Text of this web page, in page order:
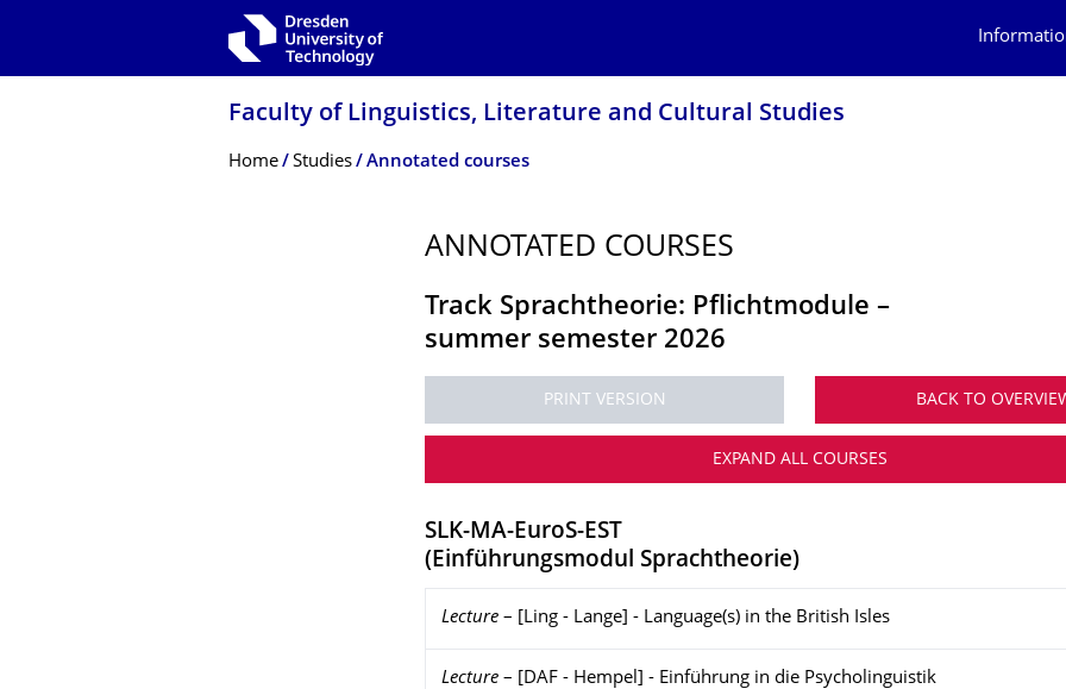
Faculty of Linguistics, Literature and Cultural Studies
Breadcrumb Menu
Home Studies Annotated courses
ANNOTATED COURSES
Track Sprachtheorie: Pflichtmodule –
summer semester 2026
PRINT VERSION BACK TO
EXPAND ALL COURSES
SLK-MA-EuroS-EST
(Einführungsmodul Sprachtheorie)
Lecture – [Ling - Lange] - Language(s) in the British Isles
Lecture – [DAF - Hempel] - Einführung in die Psycholinguistik